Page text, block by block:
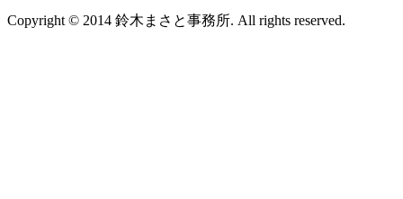
Copyright © 2014 鈴木まさと事務所. All rights reserved.